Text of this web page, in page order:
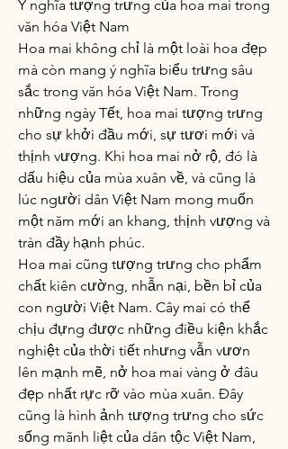
Ý nghĩa tượng trưng của hoa mai trong
văn hóa Việt Nam
Hoa mai không chỉ là một loài hoa đẹp
mà còn mang ý nghĩa biểu trưng sâu
sắc trong văn hóa Việt Nam. Trong
những ngày Tết, hoa mai tượng trưng
cho sự khởi đầu mới, sự tươi mới và
thịnh vượng. Khi hoa mai nở rộ, đó là
dấu hiệu của mùa xuân về, và cũng là
lúc người dân Việt Nam mong muốn
một năm mới an khang, thịnh vượng và
tràn đầy hạnh phúc.
Hoa mai cũng tượng trưng cho phẩm
chất kiên cường, nhẫn nại, bền bỉ của
con người Việt Nam. Cây mai có thể
chịu đựng được những điều kiện khắc
nghiệt của thời tiết nhưng vẫn vươn
lên mạnh mẽ, nở hoa mai vàng ở đâu
đẹp nhất rực rỡ vào mùa xuân. Đây
cũng là hình ảnh tượng trưng cho sức
sống mãnh liệt của dân tộc Việt Nam,